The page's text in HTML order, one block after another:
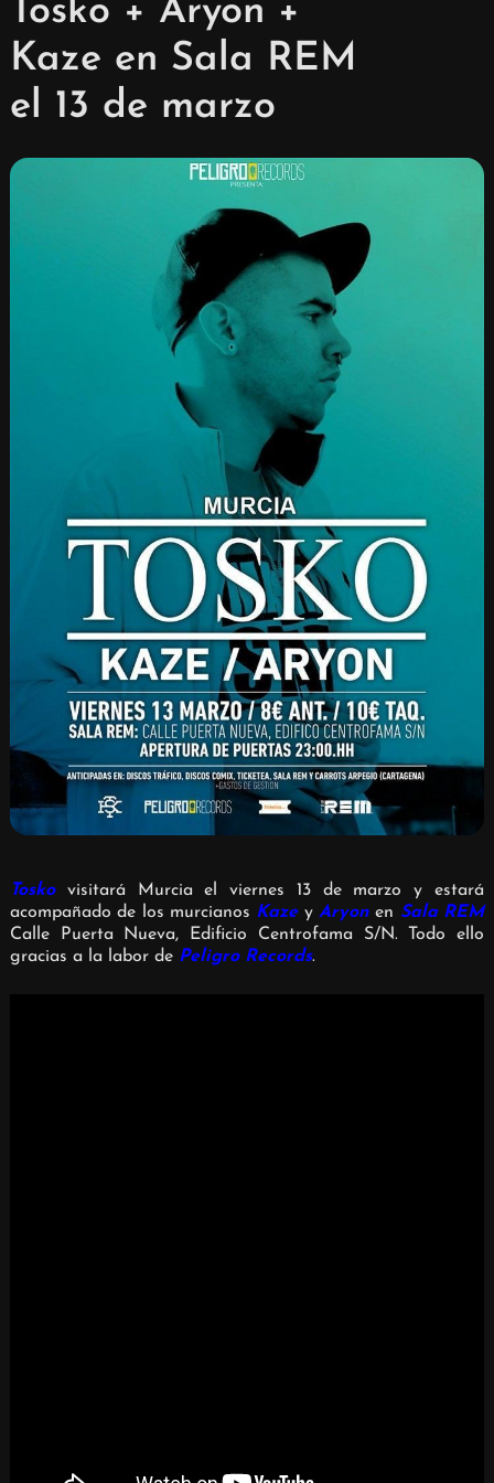
Tosko + Aryon +
Kaze en Sala REM
el 13 de marzo
Toskovisitará Murcia el viernes 13 de marzo y estará
acompañado de los murcianos KazeyAryon en Sala REM
Calle Puerta Nueva, Edificio Centrofama S/N. Todo ello
gracias a la labor de Peligro Records.